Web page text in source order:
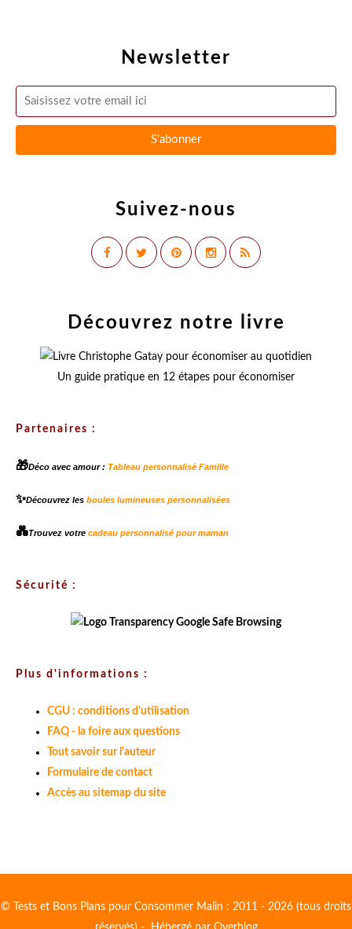
Newsletter
Suivez-nous
Découvrez notre livre
Un guide pratique en 12 étapes pour économiser
Partenaires :
🎁Déco avec amour : Tableau personnalisé Famille
✨Découvrez les boules lumineuses personnalisées
💑Trouvez votre cadeau personnalisé pour maman
Sécurité :
Plus d'informations :
CGU : conditions d'utilisation
FAQ - la foire aux questions
Tout savoir sur l'auteur
Formulaire de contact
Accès au sitemap du site
© Tests et Bons Plans pour Consommer Malin : 2011 - 2026 (tous droits